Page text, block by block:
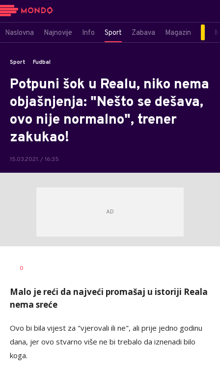
Naslovna Najnovije Info Sport Zabava Magazin
Sport Fudbal
Potpuni šok u Realu, niko nema
objašnjenja: "Nešto se dešava,
ovo nije normalno", trener
zakukao!
15.03.2021. / 16:35
AUTOR
0
Malo je reći da najveći promašaj u istoriji Reala
nema sreće
Ovo bi bila vijest za "vjerovali ili ne", ali prije jedno godinu
dana, jer ovo stvarno više ne bi trebalo da iznenadi bilo
koga.